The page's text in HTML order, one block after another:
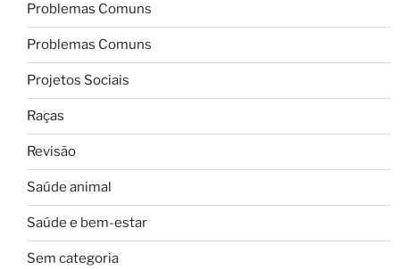
Problemas Comuns
Problemas Comuns
Projetos Sociais
Raças
Revisão
Saúde animal
Saúde e bem-estar
Sem categoria